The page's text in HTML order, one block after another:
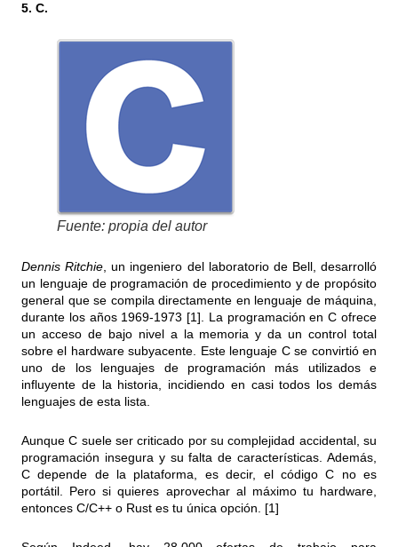
5. C.
Fuente: propia del autor
Dennis Ritchie, un ingeniero del laboratorio de Bell, desarrolló
un lenguaje de programación de procedimiento y de propósito
general que se compila directamente en lenguaje de máquina,
durante los años 1969-1973 [1]. La programación en C ofrece
un acceso de bajo nivel a la memoria y da un control total
sobre el hardware subyacente. Este lenguaje C se convirtió en
uno de los lenguajes de programación más utilizados e
influyente de la historia, incidiendo en casi todos los demás
lenguajes de esta lista.
Aunque C suele ser criticado por su complejidad accidental, su
programación insegura y su falta de características. Además,
C depende de la plataforma, es decir, el código C no es
portátil. Pero si quieres aprovechar al máximo tu hardware,
entonces C/C++ o Rust es tu única opción. [1]